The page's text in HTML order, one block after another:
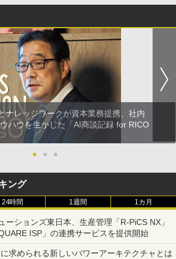
ナレッジワークが資本業務提携、社内
ハウを生かした「AI商談記録 for RICO
●
● ●
ング
24時間 1週間 1カ月
ーションズ東日本、生産管理「R-PiCS NX」
ISP」の連携サービスを提供開始
求められる新しいパワーアーキテクチャとは